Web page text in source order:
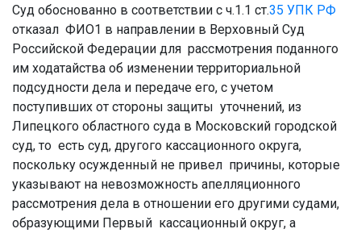
Суд обоснованно в соответствии с ч.1.1 ст.35 УПК РФ
отказал ФИО1 в направлении в Верховный Суд
Российской Федерации для рассмотрения поданного
им ходатайства об изменении территориальной
подсудности дела и передаче его, с учетом
поступивших от стороны защиты уточнений, из
Липецкого областного суда в Московский городской
суд, то есть суд, другого кассационного округа,
поскольку осужденный не привел причины, которые
указывают на невозможность апелляционного
рассмотрения дела в отношении его другими судами,
образующими Первый кассационный округ, а